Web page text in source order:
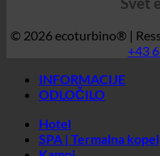
SPA | Termalna kopel
Domovi za ostarele
Športni center
Društva
Študentski domovi